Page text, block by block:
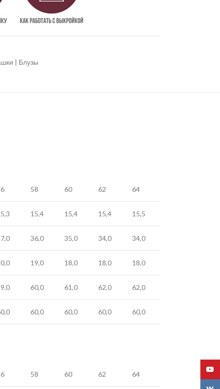
| Блузы
58 60 62 64
15,4 15,4 15,4 15,5
36,0 35,0 34,0 34,0
19,0 18,0 18,0 18,0
60,0 61,0 62,0 62,0
60,0 60,0 60,0 60,0
58 60 62 64